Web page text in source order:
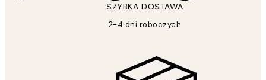
SZYBKA DOSTAWA
2-4 dni roboczych